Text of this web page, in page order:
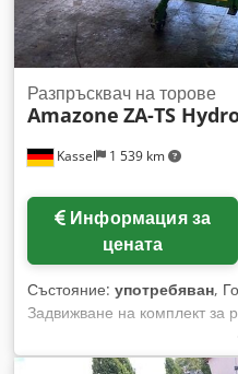
Kassel 1 539 km
Разпръсквач на торове
Amazone ZA-TS
Информация за
цената
Състояние: употребяван,
Задвижване на комплект за
+ дясно, с хидравлично
/ и FlowControl, основен